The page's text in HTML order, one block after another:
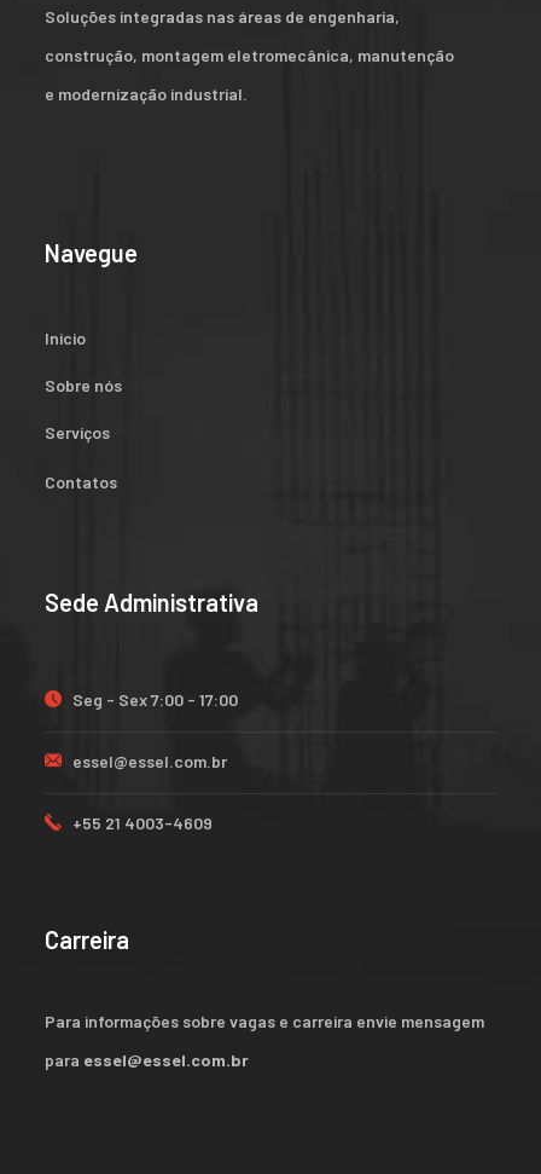
Soluções integradas nas áreas de engenharia,
construção, montagem eletromecânica, manutenção
e modernização industrial.
Navegue
Inicio
Sobre nós
Serviços
Contatos
Sede Administrativa
Seg - Sex 7:00 - 17:00
essel@essel.com.br
+55 21 4003-4609
Carreira
Para informações sobre vagas e carreira envie mensagem
para essel@essel.com.br